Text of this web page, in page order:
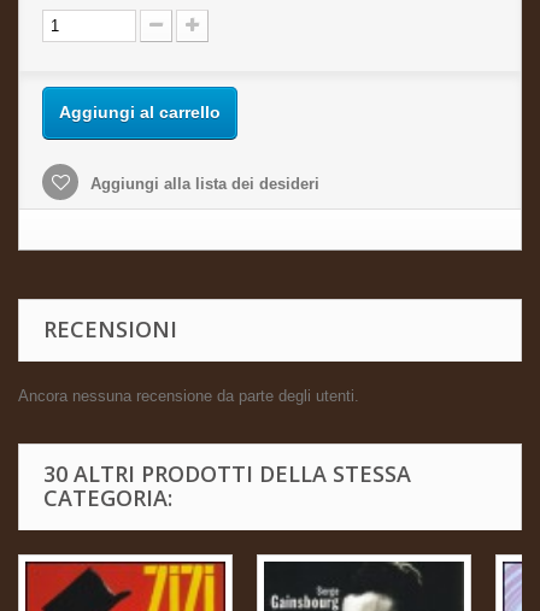
Aggiungi al carrello
Aggiungi alla lista dei desideri
RECENSIONI
Ancora nessuna recensione da parte degli utenti.
30 ALTRI PRODOTTI DELLA STESSA
CATEGORIA: